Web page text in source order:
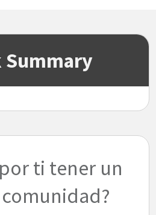
Summary
ti tener un